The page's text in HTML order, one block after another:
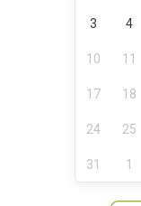
3 4
10 11
17 18
24 25
31 1